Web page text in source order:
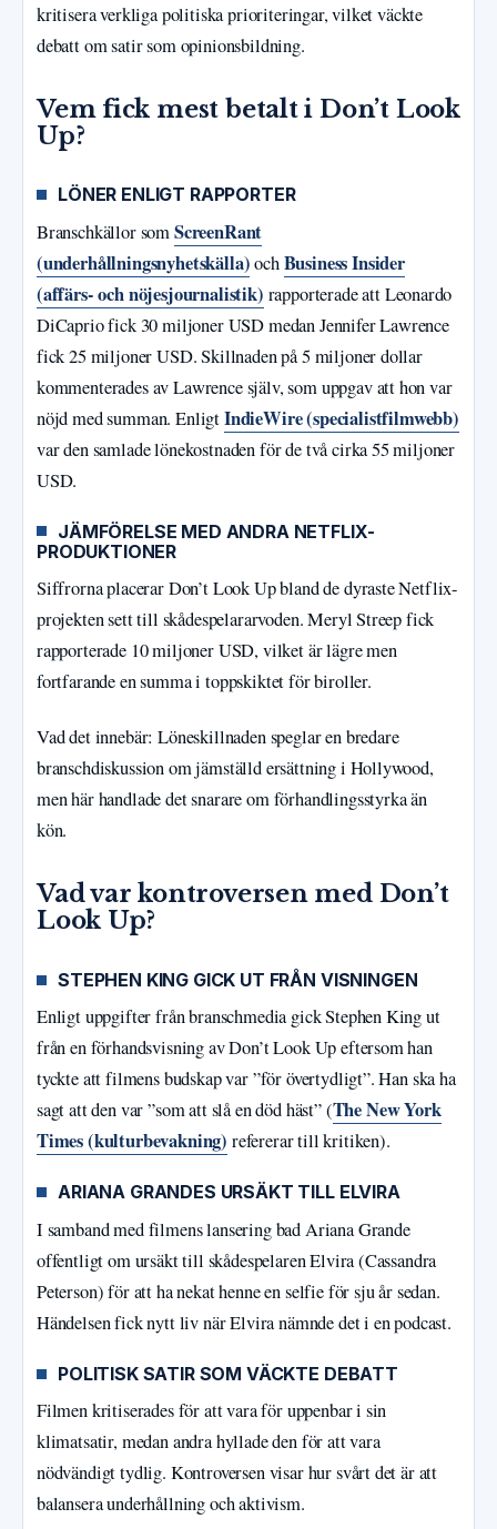
kritisera verkliga politiska prioriteringar, vilket väckte
debatt om satir som opinionsbildning.
Vem fick mest betalt i Don’t Look
Up?
LÖNER ENLIGT RAPPORTER
Branschkällor somScreenRant
(underhållningsnyhetskälla)ochBusiness Insider
(affärs- och nöjesjournalistik) rapporterade att Leonardo
DiCaprio fick 30 miljoner USD medan Jennifer Lawrence
fick 25 miljoner USD. Skillnaden på 5 miljoner dollar
kommenterades av Lawrence själv, som uppgav att hon var
nöjd med summan. EnligtIndieWire (specialistfilmwebb)
var den samlade lönekostnaden för de två cirka 55 miljoner
USD.
JÄMFÖRELSE MED ANDRA NETFLIX-
PRODUKTIONER
Siffrorna placerar Don’t Look Up bland de dyraste Netflix-
projekten sett till skådespelararvoden. Meryl Streep fick
rapporterade 10 miljoner USD, vilket är lägre men
fortfarande en summa i toppskiktet för biroller.
Vad det innebär: Löneskillnaden speglar en bredare
branschdiskussion om jämställd ersättning i Hollywood,
men här handlade det snarare om förhandlingsstyrka än
kön.
Vad var kontroversen med Don’t
Look Up?
STEPHEN KING GICK UT FRÅN VISNINGEN
Enligt uppgifter från branschmedia gick Stephen King ut
från en förhandsvisning av Don’t Look Up eftersom han
tyckte att filmens budskap var ”för övertydligt”. Han ska ha
sagt att den var ”som att slå en död häst” (The New York
Times (kulturbevakning) refererar till kritiken).
ARIANA GRANDES URSÄKT TILL ELVIRA
I samband med filmens lansering bad Ariana Grande
offentligt om ursäkt till skådespelaren Elvira (Cassandra
Peterson) för att ha nekat henne en selfie för sju år sedan.
Händelsen fick nytt liv när Elvira nämnde det i en podcast.
POLITISK SATIR SOM VÄCKTE DEBATT
Filmen kritiserades för att vara för uppenbar i sin
klimatsatir, medan andra hyllade den för att vara
nödvändigt tydlig. Kontroversen visar hur svårt det är att
balansera underhållning och aktivism.